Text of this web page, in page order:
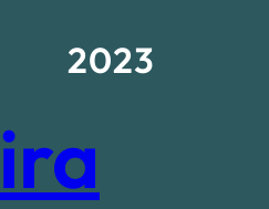
2023